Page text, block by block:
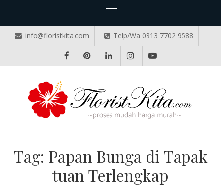
info@floristkita.com Telp/Wa 0813 7702 9588
Tag: Papan Bunga di Tapak
tuan Terlengkap